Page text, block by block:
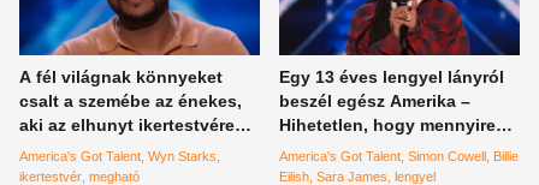
A fél világnak könnyeket
csalt a szemébe az énekes,
aki az elhunyt ikertestvére
előtt tisztelgett egy
csodaszép dallal
America's Got Talent Wyn Starks
ikertestvér megható
Egy 13 éves lengyel lányról
beszél egész Amerika –
Hihetetlen, hogy mennyire
tehetséges
America's Got Talent Simon Cowell Billie
Eilish Sara James lengyel